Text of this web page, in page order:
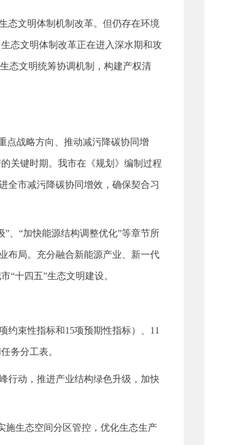
态文明体制机制改革。但仍存在环境
态文明体制改革正在进入深水期和攻
态文明统筹协调机制，构建产权清
战略方向、推动减污降碳协同增
关键时期。我市在《规划》编制过程
全市减污降碳协同增效，确保契合习
“加快能源结构调整优化”等章节所
布局。充分融合新能源产业、新一代
“十四五”生态文明建设。
束性指标和15项预期性指标）、11
务分工表。
行动，推进产业结构绿色升级，加快
施生态空间分区管控，优化生态生产